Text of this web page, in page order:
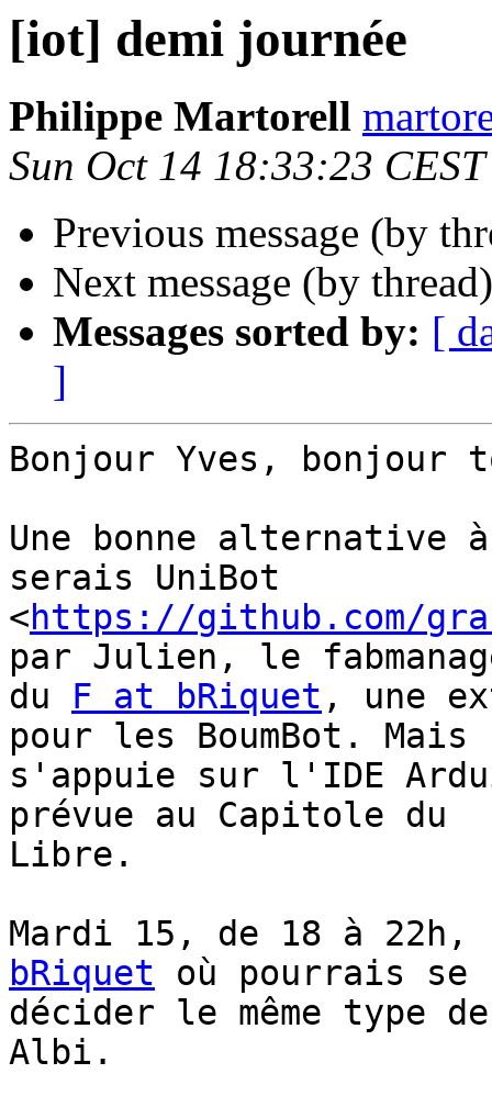
[iot] demi journée
Philippe Martorell
Sun Oct 14 18:33:23
Previous message (by
Next message (by
Messages sorted by: [
]
Bonjour Yves, bonjour
Une bonne alternative
serais UniBot
<https://github.com/
par Julien, le
du F at bRiquet , une
pour les BoumBot. Mais
s'appuie sur l'IDE
prévue au Capitole du
Libre.
Mardi 15, de 18 à
bRiquet où pourrais se
décider le même type
Albi.